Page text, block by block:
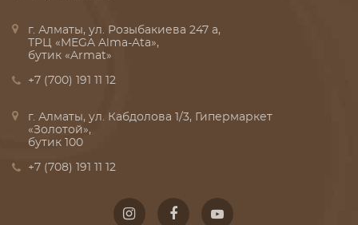
г. Алматы, ул. Розыбакиева 247 а,
ТРЦ «MEGA Alma-Ata»,
бутик «Armat»
+7 (700) 191 11 12
г. Алматы, ул. Кабдолова 1/3, Гипермаркет
«Золотой»,
бутик 100
+7 (708) 191 11 12